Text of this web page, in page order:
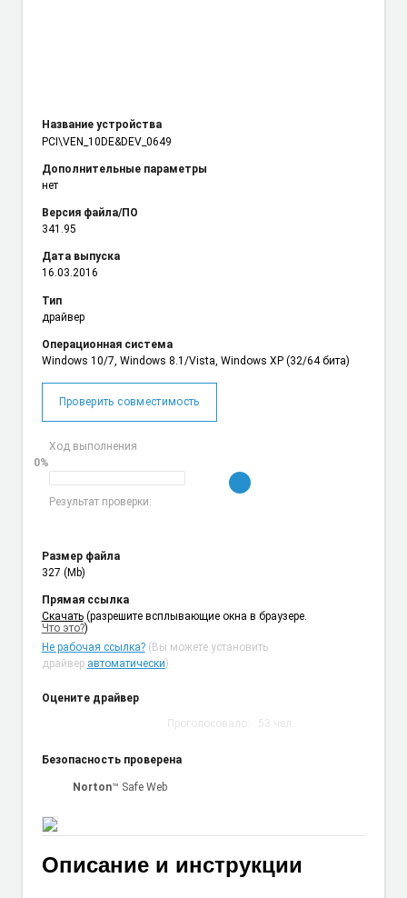
Название устройства
PCI\VEN_10DE&DEV_0649
Дополнительные параметры
нет
Версия файла/ПО
341.95
Дата выпуска
16.03.2016
Тип
драйвер
Операционная система
Windows 10/7, Windows 8.1/Vista, Windows XP (32/64 бита)
Проверить совместимость
Ход выполнения
0%
Результат проверки:
Размер файла
327 (Mb)
Прямая ссылка
Cкачать (разрешите всплывающие окна в браузере.
Что это?)
Не рабочая ссылка?(Вы можете установить
драйвер автоматически)
Оцените драйвер
Проголосовало: 53 чел.
Безопасность проверена
Norton™ Safe Web
Описание и инструкции